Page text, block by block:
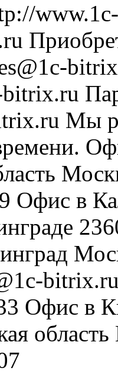
bitrix.ru
Мы
Офис в
Офис в
область